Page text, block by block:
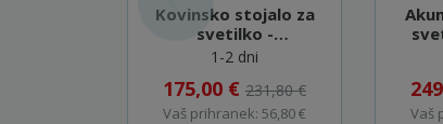
Kovinsko stojalo za
svetilko -
GM00002073
1-2 dni
175,00 € 231,80 €
Vaš prihranek: 56,80 € Vaš